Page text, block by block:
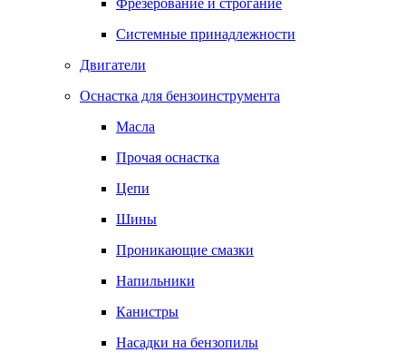
Фрезерование и строгание
Системные принадлежности
Двигатели
Оснастка для бензоинструмента
Масла
Прочая оснастка
Цепи
Шины
Проникающие смазки
Напильники
Канистры
Насадки на бензопилы